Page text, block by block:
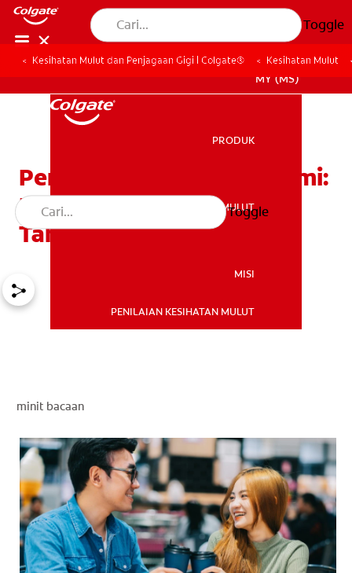
Toggle
MY (MS)
MY (MS)
PRODUK
KESIHATAN MULUT
MISI
PENILAIAN KESIHATAN MULUT
Toggle
Kesihatan Mulut dan Penjagaan Gigi | Colgate® Kesihatan Mulut
Pembedahan Gingivektomi:
Perkara Yang Perlu Anda
Tahu
minit bacaan